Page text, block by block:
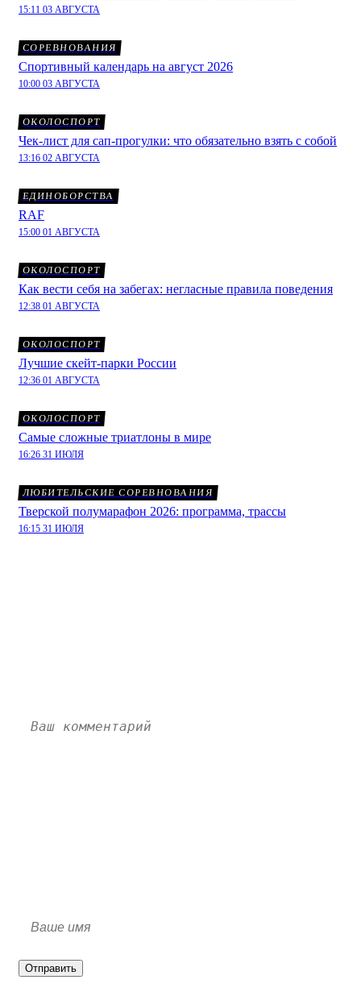
15:11 03 АВГУСТА
СОРЕВНОВАНИЯ
Спортивный календарь на август 2026
10:00 03 АВГУСТА
ОКОЛОСПОРТ
Чек-лист для сап-прогулки: что обязательно взять с собой
13:16 02 АВГУСТА
ЕДИНОБОРСТВА
RAF
15:00 01 АВГУСТА
ОКОЛОСПОРТ
Как вести себя на забегах: негласные правила поведения
12:38 01 АВГУСТА
ОКОЛОСПОРТ
Лучшие скейт-парки России
12:36 01 АВГУСТА
ОКОЛОСПОРТ
Самые сложные триатлоны в мире
16:26 31 ИЮЛЯ
ЛЮБИТЕЛЬСКИЕ СОРЕВНОВАНИЯ
Тверской полумарафон 2026: программа, трассы
16:15 31 ИЮЛЯ
Отправить